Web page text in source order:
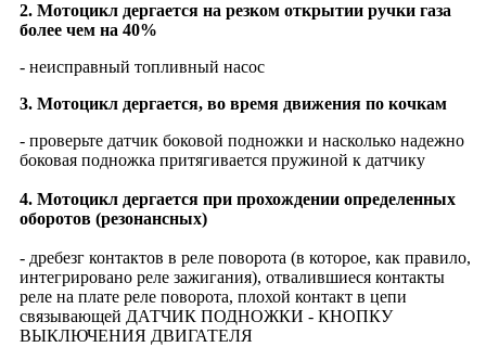
2. Мотоцикл дергается на резком открытии ручки газа
более чем на 40%
- неисправный топливный насос
3. Мотоцикл дергается, во время движения по кочкам
- проверьте датчик боковой подножки и насколько надежно
боковая подножка притягивается пружиной к датчику
4. Мотоцикл дергается при прохождении определенных
оборотов (резонансных)
- дребезг контактов в реле поворота (в которое, как правило,
интегрировано реле зажигания), отвалившиеся контакты
реле на плате реле поворота, плохой контакт в цепи
связывающей ДАТЧИК ПОДНОЖКИ - КНОПКУ
ВЫКЛЮЧЕНИЯ ДВИГАТЕЛЯ